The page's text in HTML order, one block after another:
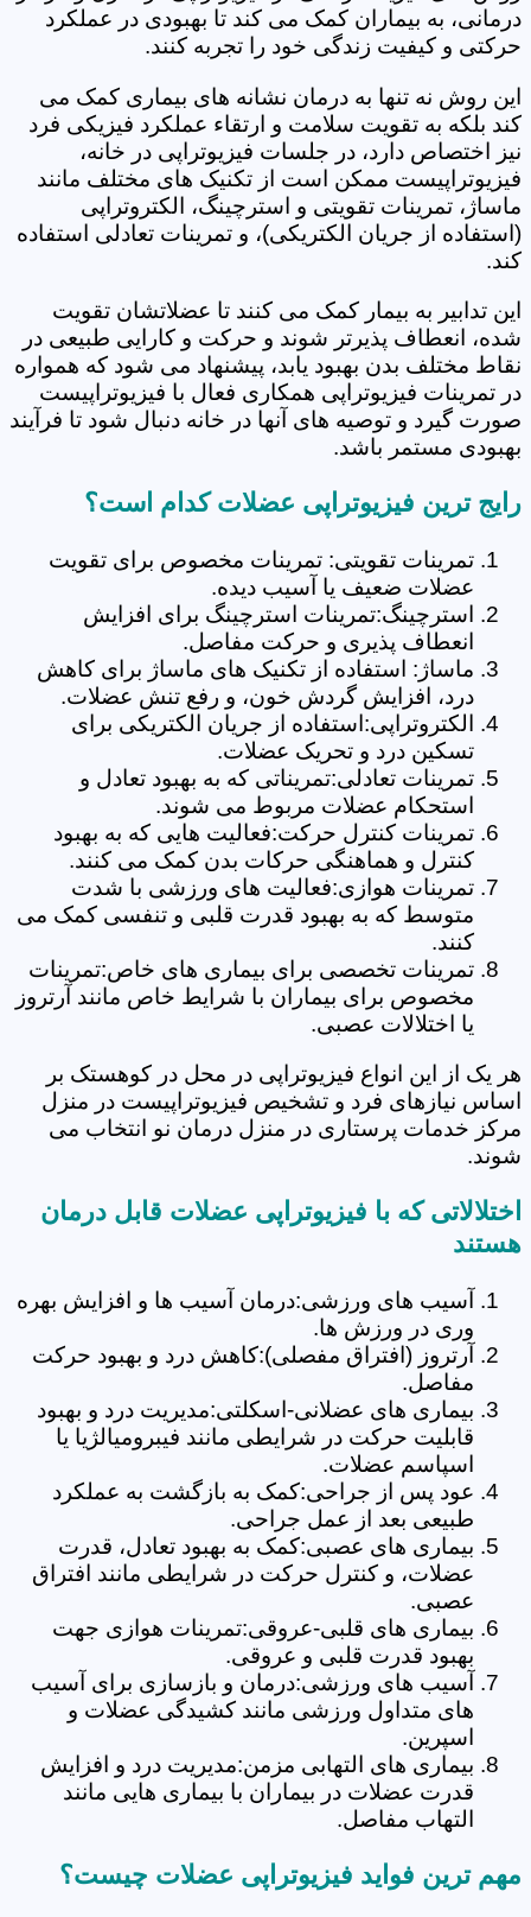
درمانی، به بیماران کمک می کند تا بهبودی در عملکرد
حرکتی و کیفیت زندگی خود را تجربه کنند.
این روش نه تنها به درمان نشانه های بیماری کمک می
کند بلکه به تقویت سلامت و ارتقاء عملکرد فیزیکی فرد
نیز اختصاص دارد، در جلسات فیزیوتراپی در خانه،
فیزیوتراپیست ممکن است از تکنیک های مختلف مانند
ماساژ، تمرینات تقویتی و استرچینگ، الکتروتراپی
(استفاده از جریان الکتریکی)، و تمرینات تعادلی استفاده
کند.
این تدابیر به بیمار کمک می کنند تا عضلاتشان تقویت
شده، انعطاف پذیرتر شوند و حرکت و کارایی طبیعی در
نقاط مختلف بدن بهبود یابد، پیشنهاد می شود که همواره
در تمرینات فیزیوتراپی همکاری فعال با فیزیوتراپیست
صورت گیرد و توصیه های آنها در خانه دنبال شود تا فرآیند
بهبودی مستمر باشد.
رایج ترین فیزیوتراپی عضلات کدام است؟
تمرینات تقویتی: تمرینات مخصوص برای تقویت
عضلات ضعیف یا آسیب دیده.
استرچینگ:تمرینات استرچینگ برای افزایش
انعطاف پذیری و حرکت مفاصل.
ماساژ: استفاده از تکنیک های ماساژ برای کاهش
درد، افزایش گردش خون، و رفع تنش عضلات.
الکتروتراپی:استفاده از جریان الکتریکی برای
تسکین درد و تحریک عضلات.
تمرینات تعادلی:تمریناتی که به بهبود تعادل و
استحکام عضلات مربوط می شوند.
تمرینات کنترل حرکت:فعالیت هایی که به بهبود
کنترل و هماهنگی حرکات بدن کمک می کنند.
تمرینات هوازی:فعالیت های ورزشی با شدت
متوسط که به بهبود قدرت قلبی و تنفسی کمک می
کنند.
تمرینات تخصصی برای بیماری های خاص:تمرینات
مخصوص برای بیماران با شرایط خاص مانند آرتروز
یا اختلالات عصبی.
هر یک از این انواع فیزیوتراپی در محل در کوهستک بر
اساس نیازهای فرد و تشخیص فیزیوتراپیست در منزل
مرکز خدمات پرستاری در منزل درمان نو انتخاب می
شوند.
اختلالاتی که با فیزیوتراپی عضلات قابل درمان
هستند
آسیب های ورزشی:درمان آسیب ها و افزایش بهره
وری در ورزش ها.
آرتروز (افتراق مفصلی):کاهش درد و بهبود حرکت
مفاصل.
بیماری های عضلانی-اسکلتی:مدیریت درد و بهبود
قابلیت حرکت در شرایطی مانند فیبرومیالژیا یا
اسپاسم عضلات.
عود پس از جراحی:کمک به بازگشت به عملکرد
طبیعی بعد از عمل جراحی.
بیماری های عصبی:کمک به بهبود تعادل، قدرت
عضلات، و کنترل حرکت در شرایطی مانند افتراق
عصبی.
بیماری های قلبی-عروقی:تمرینات هوازی جهت
بهبود قدرت قلبی و عروقی.
آسیب های ورزشی:درمان و بازسازی برای آسیب
های متداول ورزشی مانند کشیدگی عضلات و
اسپرین.
بیماری های التهابی مزمن:مدیریت درد و افزایش
قدرت عضلات در بیماران با بیماری هایی مانند
التهاب مفاصل.
مهم ترین فواید فیزیوتراپی عضلات چیست؟